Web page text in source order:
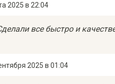
2025 в 22:04
все быстро и
2025 в 01:04